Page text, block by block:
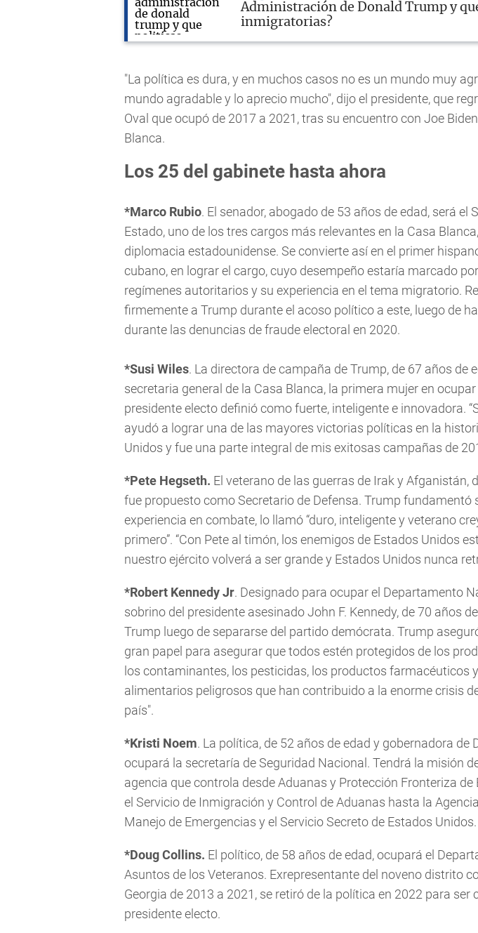
Administración de Donald Trump y
inmigratorias?
"La política es dura, y en muchos casos no es un mundo muy
mundo agradable y lo aprecio mucho", dijo el presidente, que
Oval que ocupó de 2017 a 2021, tras su encuentro con Joe
Blanca.
Los 25 del gabinete hasta ahora
*Marco Rubio. El senador, abogado de 53 años de edad, será el
Estado, uno de los tres cargos más relevantes en la Casa
diplomacia estadounidense. Se convierte así en el primer
cubano, en lograr el cargo, cuyo desempeño estaría marcado
regímenes autoritarios y su experiencia en el tema migratorio.
firmemente a Trump durante el acoso político a este, luego de
durante las denuncias de fraude electoral en 2020.
*Susi Wiles. La directora de campaña de Trump, de 67 años de
secretaria general de la Casa Blanca, la primera mujer en
presidente electo definió como fuerte, inteligente e innovadora.
ayudó a lograr una de las mayores victorias políticas en la
Unidos y fue una parte integral de mis exitosas campañas de
*Pete Hegseth. El veterano de las guerras de Irak y Afganistán,
fue propuesto como Secretario de Defensa. Trump fundamentó
experiencia en combate, lo llamó “duro, inteligente y veterano
primero”. “Con Pete al timón, los enemigos de Estados Unidos
nuestro ejército volverá a ser grande y Estados Unidos nunca
*Robert Kennedy Jr. Designado para ocupar el Departamento
sobrino del presidente asesinado John F. Kennedy, de 70 años
Trump luego de separarse del partido demócrata. Trump
gran papel para asegurar que todos estén protegidos de los
los contaminantes, los pesticidas, los productos farmacéuticos
alimentarios peligrosos que han contribuido a la enorme crisis
país".
*Kristi Noem. La política, de 52 años de edad y gobernadora de
ocupará la secretaría de Seguridad Nacional. Tendrá la misión
agencia que controla desde Aduanas y Protección Fronteriza de
el Servicio de Inmigración y Control de Aduanas hasta la
Manejo de Emergencias y el Servicio Secreto de Estados Unidos.
*Doug Collins. El político, de 58 años de edad, ocupará el
Asuntos de los Veteranos. Exrepresentante del noveno distrito
Georgia de 2013 a 2021, se retiró de la política en 2022 para ser
presidente electo.